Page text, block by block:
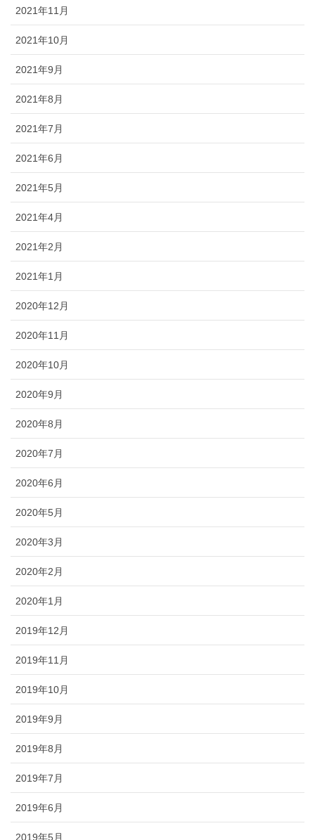
2021年11月
2021年10月
2021年9月
2021年8月
2021年7月
2021年6月
2021年5月
2021年4月
2021年2月
2021年1月
2020年12月
2020年11月
2020年10月
2020年9月
2020年8月
2020年7月
2020年6月
2020年5月
2020年3月
2020年2月
2020年1月
2019年12月
2019年11月
2019年10月
2019年9月
2019年8月
2019年7月
2019年6月
2019年5月